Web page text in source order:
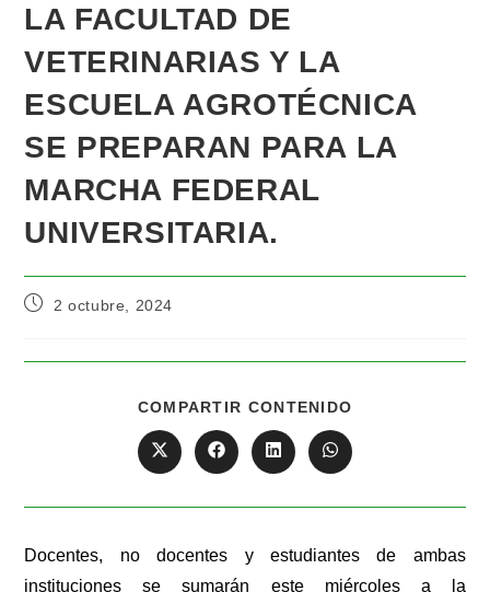
LA FACULTAD DE
VETERINARIAS Y LA
ESCUELA AGROTÉCNICA
SE PREPARAN PARA LA
MARCHA FEDERAL
UNIVERSITARIA.
2 octubre, 2024
COMPARTIR CONTENIDO
Docentes, no docentes y estudiantes de ambas
instituciones se sumarán este miércoles a la